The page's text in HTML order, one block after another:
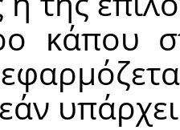
κάπου